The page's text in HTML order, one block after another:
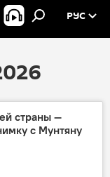
РУС
страны —
с Мунтяну